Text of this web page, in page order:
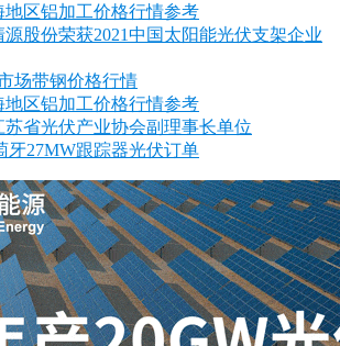
地区铝加工价格行情参考
股份荣获2021中国太阳能光伏支架企业
场带钢价格行情
地区铝加工价格行情参考
省光伏产业协会副理事长单位
27MW跟踪器光伏订单